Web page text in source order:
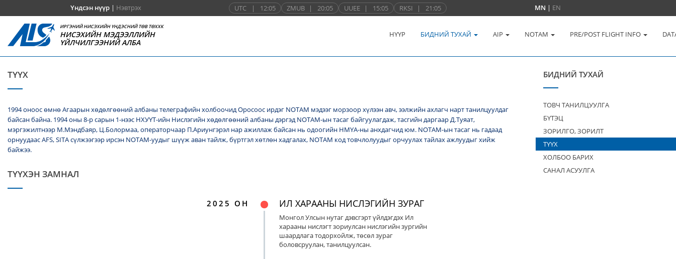
Үндсэн нүүр| Нэвтрэх UTC | 12:05 ZMUB | 20:05 UUEE | 15:05 RKSI | 21:05 MN | EN
ИРГЭНИЙ НИСЭХИЙН ҮНДЭСНИЙ ТӨВ ТӨХХК
НИСЭХИЙН МЭДЭЭЛЛИЙН
ҮЙЛЧИЛГЭЭНИЙ АЛБА
НҮҮР БИДНИЙ ТУХАЙ AIP NOTAM PRE/POST FLIGHT INFO
ТҮҮХ
1994 оноос өмнө Агаарын хөдөлгөөний албаны телеграфийн холбоочид Оросоос ирдэг NОТАМ мэдээг морзоор хүлээн авч, ээлжийн ахлагч нарт танилцуулдаг
байсан байна. 1994 оны 8-р сарын 1-нээс НХУҮТ-ийн Нислэгийн хөдөлгөөний албаны дэргэд NОТАМ-ын тасаг байгуулагдаж, тасгийн даргаар Д.Туяат,
мэргэжилтнээр М.Мэндбаяр, Ц.Болормаа, операторчаар П.Ариунгэрэл нар ажиллаж байсан нь одоогийн НМҮА-ны анхдагчид юм. NOTAM-ын тасаг нь гадаад
орнуудаас AFS, SITA сүлжээгээр ирсэн NОТАМ-уудыг шүүж аван тайлж, бүртгэл хөтлөн хадгалах, NОТАМ код товчлолуудыг орчуулах тайлах ажлуудыг хийж
байжээ.
ТҮҮХЭН ЗАМНАЛ
2025 ОН ИЛ ХАРААНЫ НИСЛЭГИЙН ЗУРАГ
Монгол Улсын нутаг дэвсгэрт үйлдэгдэх Ил
харааны нислэгт зориулсан нислэгийн зургийн
шаардлага тодорхойлж, төсөл зураг
боловсруулан, танилцуулсан.
БИДНИЙ ТУХАЙ
ТОВЧ ТАНИЛЦУУЛГА
БҮТЭЦ
ЗОРИЛГО, ЗОРИЛТ
ТҮҮХ
ХОЛБОО БАРИХ
САНАЛ АСУУЛГА